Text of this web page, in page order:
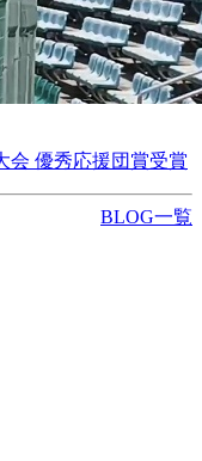
会 優秀応援団賞受賞
BLOG一覧